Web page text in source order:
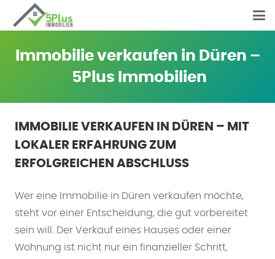
Immobilie verkaufen in Düren –
5Plus Immobilien
IMMOBILIE VERKAUFEN IN DÜREN – MIT
LOKALER ERFAHRUNG ZUM
ERFOLGREICHEN ABSCHLUSS
Wer eine Immobilie in Düren verkaufen möchte,
steht vor einer Entscheidung, die gut vorbereitet
sein will. Der Verkauf eines Hauses oder einer
Wohnung ist nicht nur ein finanzieller Schritt,